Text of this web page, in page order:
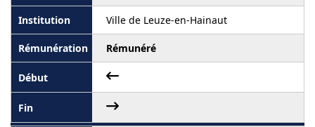
Ville de Leuze-en-Hainaut
Rémunéré